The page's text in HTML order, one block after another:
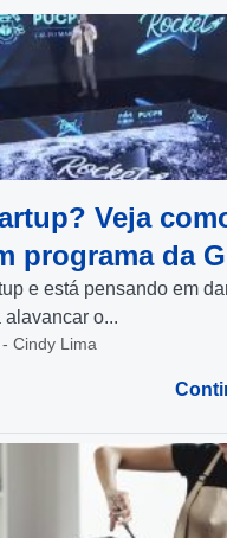
Veja
programa da
e está pensando em
o...
Cindy Lima